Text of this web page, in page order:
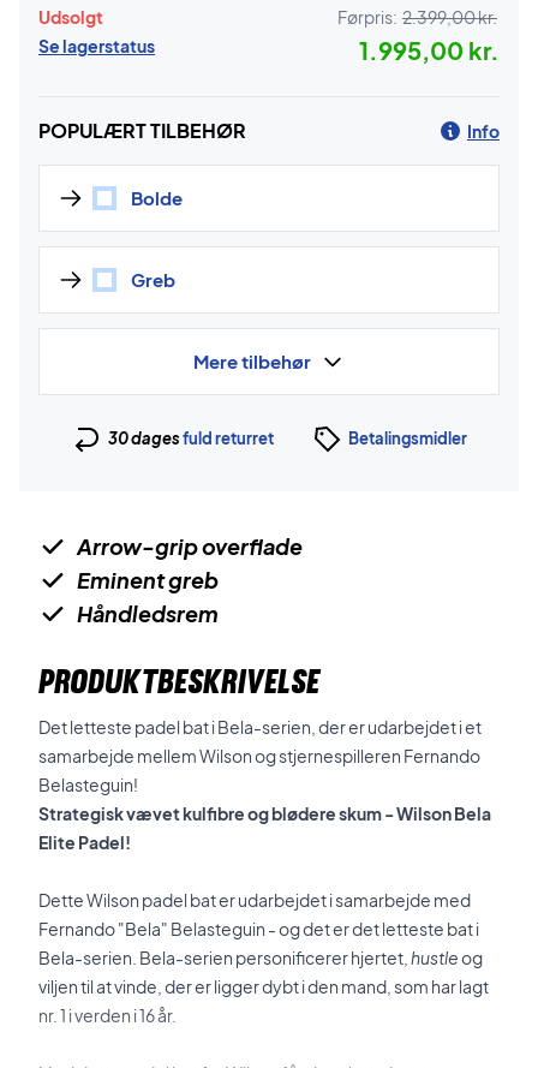
Udsolgt
Se lagerstatus
Førpris: 2.399,00 kr.
1.995,00 kr.
POPULÆRT TILBEHØR Info
Bolde
Greb
Mere tilbehør
30 dagesfuld returret Betalingsmidler
Arrow-grip overflade
Eminent greb
Håndledsrem
PRODUKTBESKRIVELSE
Det letteste padel bat i Bela-serien, der er udarbejdet i et
samarbejde mellem Wilson og stjernespilleren Fernando
Belasteguin!
Strategisk vævet kulfibre og blødere skum - Wilson Bela
Elite Padel!
Dette Wilson padel bat er udarbejdet i samarbejde med
Fernando "Bela" Belasteguin - og det er det letteste bat i
Bela-serien. Bela-serien personificerer hjertet, hustleog
viljen til at vinde, der er ligger dybt i den mand, som har lagt
nr. 1 i verden i 16 år.